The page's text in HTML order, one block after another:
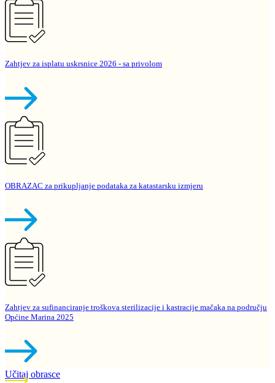
Zahtjev za isplatu uskrsnice 2026 - sa privolom
OBRAZAC za prikupljanje podataka za katastarsku izmjeru
Zahtjev za sufinanciranje troškova sterilizacije i kastracije mačaka na području
Općine Marina 2025
Učitaj obrasce